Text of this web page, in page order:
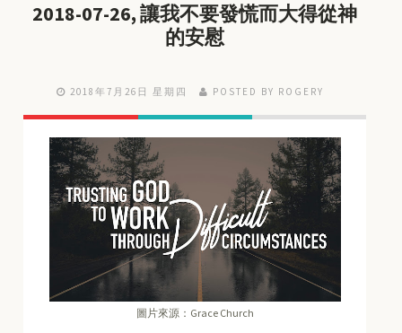
2018-07-26, 讓我不要發慌而大得從神
的安慰
2018年7月26日 星期四 POSTED BY ROGERY
圖片來源：Grace Church